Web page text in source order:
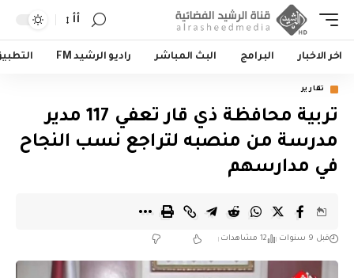
أأ
اخر الاخبار البرامج البث المباشر راديو الرشيد FM
تقارير
تربية محافظة ذي قار تعفي 117 مدير
مدرسة من منصبه لتراجع نسب النجاح
في مدارسهم
قبل 9 سنوات 12 مشاهدات